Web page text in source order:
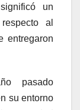
un
al
entregaron
pasado
su entorno